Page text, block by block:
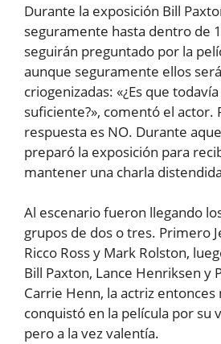
Durante la exposición Bill
seguramente hasta dentro de
seguirán preguntado por la
aunque seguramente ellos
criogenizadas: «¿Es que
suficiente?», comentó el actor.
respuesta es NO. Durante
preparó la exposición para
mantener una charla
Al escenario fueron llegando
grupos de dos o tres. Primero
Ricco Ross y Mark Rolston,
Bill Paxton, Lance Henriksen y
Carrie Henn, la actriz entonces
conquistó en la película por su
pero a la vez valentía.